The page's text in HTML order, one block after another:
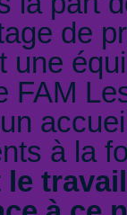
de
une
FAM
à la
le